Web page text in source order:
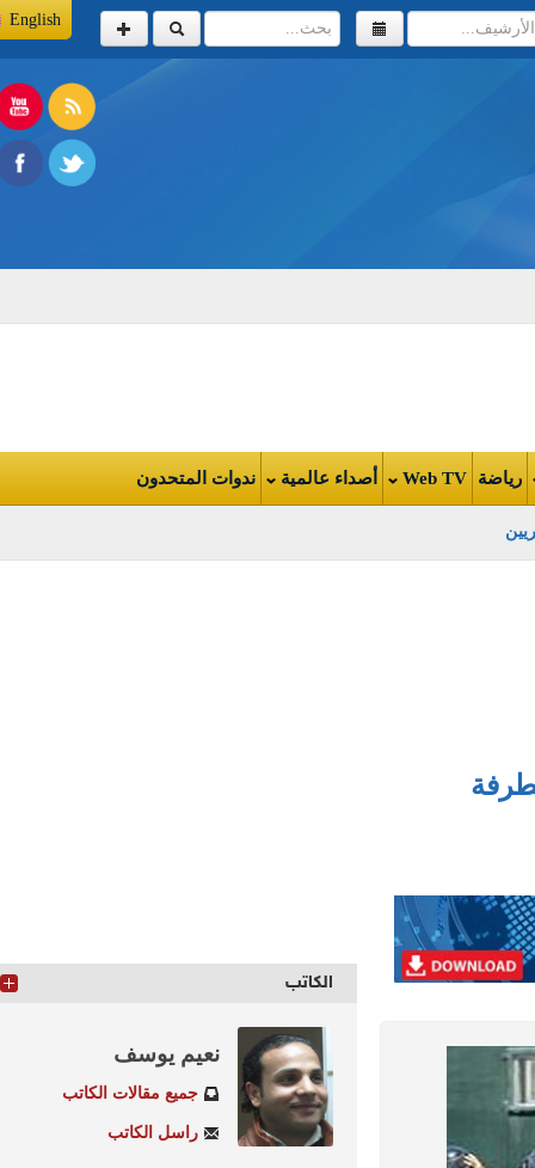
English
Web TV أصداء عالمية ندوات المتحدون
الكاتب
نعيم يوسف
جميع مقالات الكاتب
راسل الكاتب